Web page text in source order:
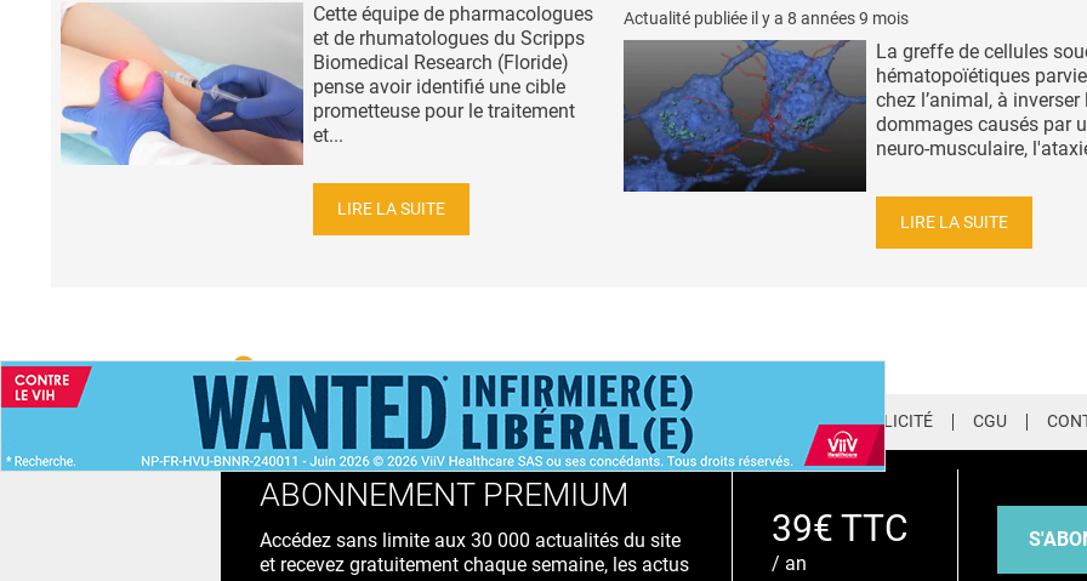
Cette équipe de pharmacologues
et de rhumatologues du Scripps
Biomedical Research (Floride)
pense avoir identifié une cible
prometteuse pour le traitement
et...
LIRE LA SUITE
Actualité publiée il y a 8 années 9 mois
La greffe de cellules
hématopoïétiques
chez l’animal, à inverser
dommages causés par
neuro-musculaire,
LIRE LA SUITE
ACCUEIL NEWSLETTER QUI SOMMES-NOUS ? PUBLICITÉ CGU
ABONNEMENT PREMIUM
Accédez sans limite aux 30 000 actualités du site
et recevez gratuitement chaque semaine, les actus
39€ TTC
/ an